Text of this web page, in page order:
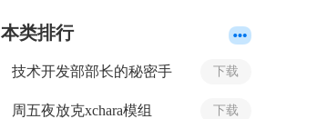
本类排行
技术开发部部长的秘密手
下载
周五夜放克xchara模组 下载